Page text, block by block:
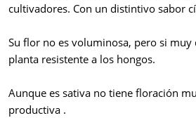
cultivadores. Con un distintivo sabor
Su flor no es voluminosa, pero si muy
planta resistente a los hongos.
Aunque es sativa no tiene floración
productiva .